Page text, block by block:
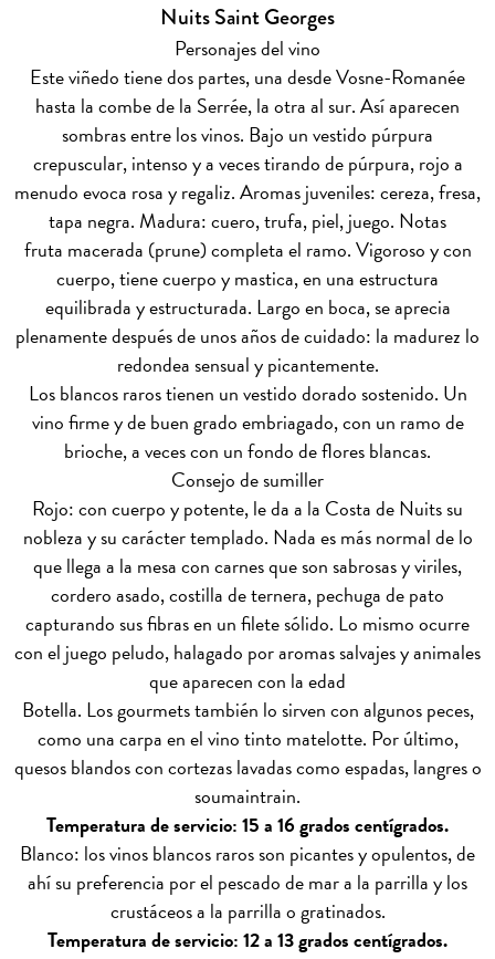
Nuits Saint Georges
Personajes del vino
Este viñedo tiene dos partes, una desde Vosne-Romanée
hasta la combe de la Serrée, la otra al sur. Así aparecen
sombras entre los vinos. Bajo un vestido púrpura
crepuscular, intenso y a veces tirando de púrpura, rojo a
menudo evoca rosa y regaliz. Aromas juveniles: cereza, fresa,
tapa negra. Madura: cuero, trufa, piel, juego. Notas
fruta macerada (prune) completa el ramo. Vigoroso y con
cuerpo, tiene cuerpo y mastica, en una estructura
equilibrada y estructurada. Largo en boca, se aprecia
plenamente después de unos años de cuidado: la madurez lo
redondea sensual y picantemente.
Los blancos raros tienen un vestido dorado sostenido. Un
vino firme y de buen grado embriagado, con un ramo de
brioche, a veces con un fondo de flores blancas.
Consejo de sumiller
Rojo: con cuerpo y potente, le da a la Costa de Nuits su
nobleza y su carácter templado. Nada es más normal de lo
que llega a la mesa con carnes que son sabrosas y viriles,
cordero asado, costilla de ternera, pechuga de pato
capturando sus fibras en un filete sólido. Lo mismo ocurre
con el juego peludo, halagado por aromas salvajes y animales
que aparecen con la edad
Botella. Los gourmets también lo sirven con algunos peces,
como una carpa en el vino tinto matelotte. Por último,
quesos blandos con cortezas lavadas como espadas, langres o
soumaintrain.
Temperatura de servicio: 15 a 16 grados centígrados.
Blanco: los vinos blancos raros son picantes y opulentos, de
ahí su preferencia por el pescado de mar a la parrilla y los
crustáceos a la parrilla o gratinados.
Temperatura de servicio: 12 a 13 grados centígrados.